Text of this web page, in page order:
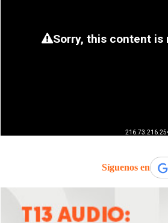
Síguenos en